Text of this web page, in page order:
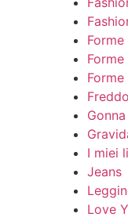
Freddo
Gonna
I miei
Jeans
Love